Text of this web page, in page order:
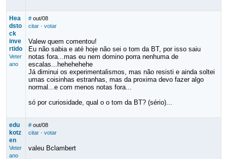
Hea
dsto
ck
inve
rtido
Veter
ano
# out/08
citar· votar
Valew quem comentou!
Eu não sabia e até hoje não sei o tom da BT, por isso saiu
notas fora...mas eu nem domino porra nenhuma de
escalas...hehehehehe
Já diminui os experimentalismos, mas não resisti e ainda soltei
umas coisinhas estranhas, mas da proxima devo fazer algo
normal...e com menos notas fora...
só por curiosidade, qual o o tom da BT? (sério)...
edu
kotz
en
Veter
ano
# out/08
citar· votar
valeu Bclambert